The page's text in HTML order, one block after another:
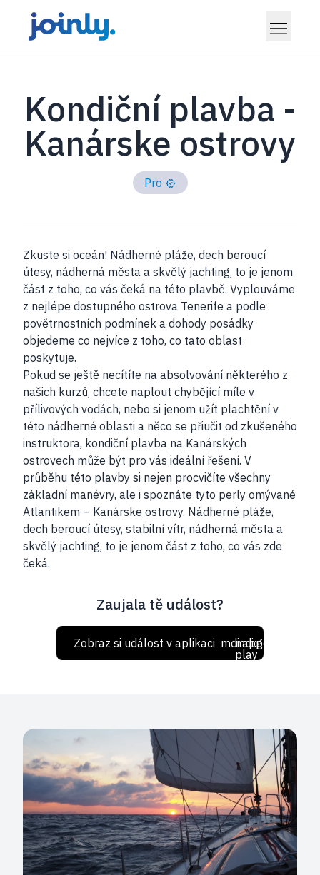
Kondiční plavba -
Kanárske ostrovy
Pro
Zkuste si oceán! Nádherné pláže, dech beroucí
útesy, nádherná města a skvělý jachting, to je jenom
část z toho, co vás čeká na této plavbě. Vyplouváme
z nejlépe dostupného ostrova Tenerife a podle
povětrnostních podmínek a dohody posádky
objedeme co nejvíce z toho, co tato oblast
poskytuje.
Pokud se ještě necítíte na absolvování některého z
našich kurzů, chcete naplout chybějící míle v
přílivových vodách, nebo si jenom užít plachtění v
této nádherné oblasti a něco se přiučit od zkušeného
instruktora, kondiční plavba na Kanárských
ostrovech může být pro vás ideální řešení. V
průběhu této plavby si nejen procvičíte všechny
základní manévry, ale i spoznáte tyto perly omývané
Atlantikem – Kanárske ostrovy. Nádherné pláže,
dech beroucí útesy, stabilní vítr, nádherná města a
skvělý jachting, to je jenom část z toho, co vás zde
čeká.
Zaujala tě událost?
Zobraz si událost v aplikaci mdi:apple
mdi:google-
play